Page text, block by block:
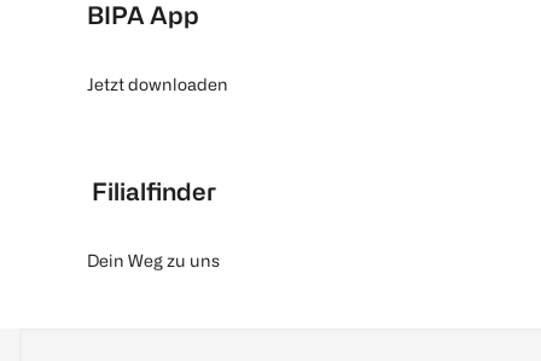
BIPA App
Jetzt downloaden
Filialfinder
Dein Weg zu uns